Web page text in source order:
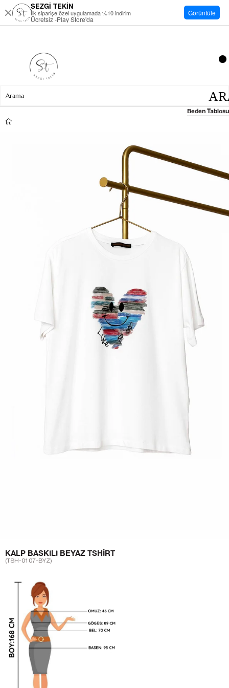
KALP BASKILI BEYAZ TSHIRT
(TSH-0107-BYZ)
Beden Tablosu
SEZGİ TEKİN
İlk siparişe özel uygulamada %10 indirim
Ücretsiz -Play Store'da
Görüntüle